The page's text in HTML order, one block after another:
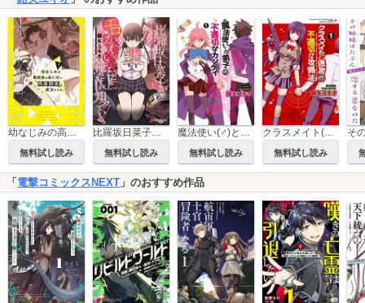
幼なじみの高校生のあいだに肉体関係は成立するか。
無料試し読み
比羅坂日菜子がエロかわいいことを俺だけが知っている。
無料試し読み
魔法使い(♂)と弟子(♀)の不適切なカンケイ
無料試し読み
クラスメイト(♀)と迷宮の不適切な攻略法
無料試し読み
「 電撃コミックスNEXT 」のおすすめ作品